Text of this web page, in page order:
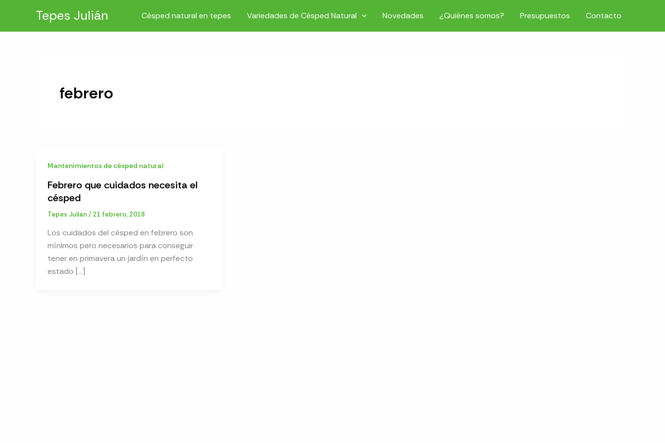
contenido
Tepes Julián Césped natural en tepes Variedades de Césped Natural Novedades ¿Quiénes somos? Presupuestos Contacto
febrero
Mantenimientos de césped natural
Febrero que cuidados necesita el
césped
Tepes Julian / 21 febrero, 2018
Los cuidados del césped en febrero son
mínimos pero necesarios para conseguir
tener en primavera un jardín en perfecto
estado […]